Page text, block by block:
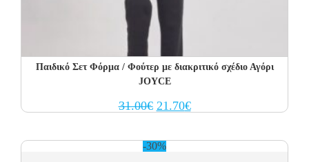
Παιδικό Σετ Φόρμα / Φούτερ με διακριτικό σχέδιο Αγόρι
JOYCE
31.00€ Original
price
21.70€Current
price
-30%